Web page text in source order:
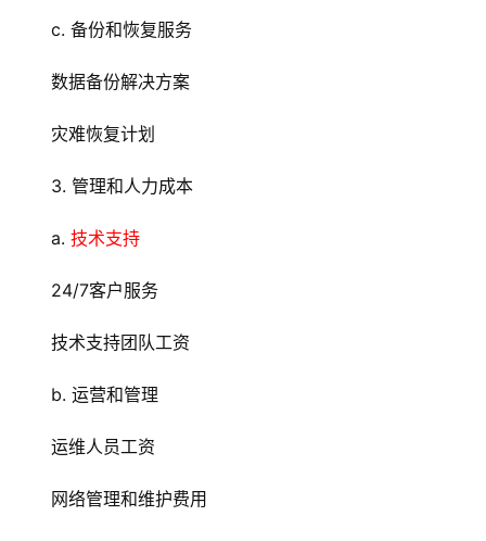
c. 备份和恢复服务
数据备份解决方案
灾难恢复计划
3. 管理和人力成本
a. 技术支持
24/7客户服务
技术支持团队工资
b. 运营和管理
运维人员工资
网络管理和维护费用